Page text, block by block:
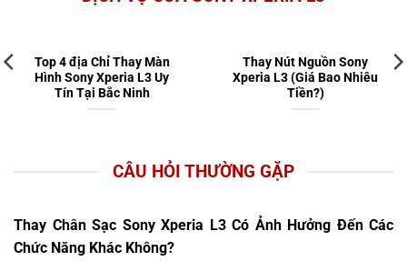
Top 4 địa Chỉ Thay Màn
Hình Sony Xperia L3 Uy
Tín Tại Bắc Ninh
Thay Nút Nguồn Sony
Xperia L3 (Giá Bao Nhiêu
Tiền?)
CÂU HỎI THƯỜNG GẶP
Thay Chân Sạc Sony Xperia L3 Có Ảnh Hưởng Đến Các
Chức Năng Khác Không?